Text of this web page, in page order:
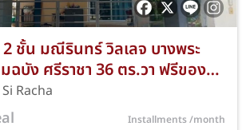
ชั้น มณีรินทร์ วิลเลจ บางพระ
บัง ศรีราชา 36 ตร.วา ฟรีของ
อยู่ NKA-74/0001
Si Racha
Installments/month